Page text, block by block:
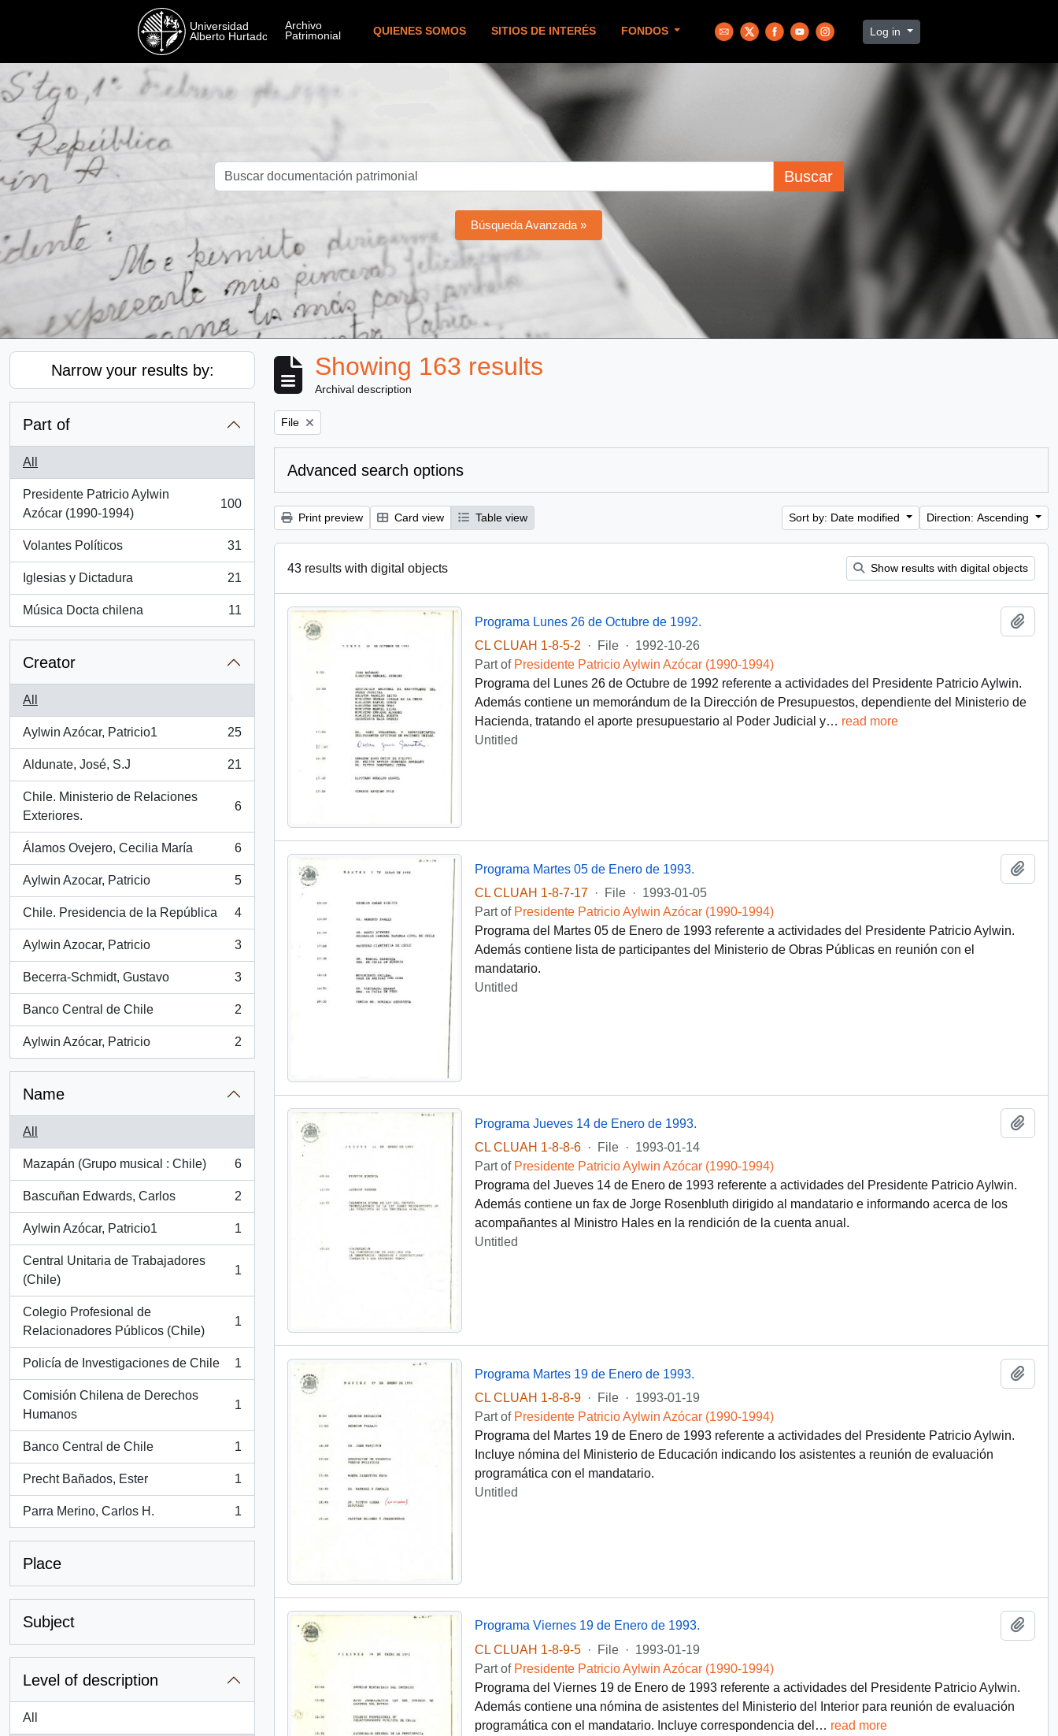
QUIENES SOMOS SITIOS DE INTERÉS FONDOS Log in
Buscar
Búsqueda Avanzada »
Narrow your results by:
Part of
All
Presidente Patricio Aylwin
Azócar (1990-1994)
, 100 results
100
Volantes Políticos
, 31 results
31
Iglesias y Dictadura
, 21 results
21
Música Docta chilena
, 11 results
11
Creator
All
Aylwin Azócar, Patricio1
, 25 results
25
Aldunate, José, S.J
, 21 results
21
Chile. Ministerio de Relaciones
Exteriores.
, 6 results
6
Álamos Ovejero, Cecilia María
, 6 results
6
Aylwin Azocar, Patricio
, 5 results
5
Chile. Presidencia de la República
, 4 results
4
Aylwin Azocar, Patricio
, 3 results
3
Becerra-Schmidt, Gustavo
, 3 results
3
Banco Central de Chile
, 2 results
2
Aylwin Azócar, Patricio
, 2 results
2
Name
All
Mazapán (Grupo musical : Chile)
, 6 results
6
Bascuñan Edwards, Carlos
, 2 results
2
Aylwin Azócar, Patricio1
, 1 results
1
Central Unitaria de Trabajadores
(Chile)
, 1 results
1
Colegio Profesional de
Relacionadores Públicos (Chile)
, 1 results
1
Policía de Investigaciones de Chile
, 1 results
1
Comisión Chilena de Derechos
Humanos
, 1 results
1
Banco Central de Chile
, 1 results
1
Precht Bañados, Ester
, 1 results
1
Parra Merino, Carlos H.
, 1 results
1
Place
Subject
Level of description
All
Showing 163 results
Archival description
Remove filter:
File
Advanced search options
Print preview Card view Table view Sort by: Date modified Direction: Ascending
43 results with digital objects Show results with digital objects
Programa Lunes 26 de Octubre de 1992.
CL CLUAH 1-8-5-2
· File · 1992-10-26
Part of Presidente Patricio Aylwin Azócar (1990-1994)
Programa del Lunes 26 de Octubre de 1992 referente a actividades del Presidente Patricio Aylwin.
Además contiene un memorándum de la Dirección de Presupuestos, dependiente del Ministerio de
Hacienda, tratando el aporte presupuestario al Poder Judicial y… read more
Untitled
Programa Martes 05 de Enero de 1993.
CL CLUAH 1-8-7-17
· File · 1993-01-05
Part of Presidente Patricio Aylwin Azócar (1990-1994)
Programa del Martes 05 de Enero de 1993 referente a actividades del Presidente Patricio Aylwin.
Además contiene lista de participantes del Ministerio de Obras Públicas en reunión con el
mandatario.
Untitled
Programa Jueves 14 de Enero de 1993.
CL CLUAH 1-8-8-6
· File · 1993-01-14
Part of Presidente Patricio Aylwin Azócar (1990-1994)
Programa del Jueves 14 de Enero de 1993 referente a actividades del Presidente Patricio Aylwin.
Además contiene un fax de Jorge Rosenbluth dirigido al mandatario e informando acerca de los
acompañantes al Ministro Hales en la rendición de la cuenta anual.
Untitled
Programa Martes 19 de Enero de 1993.
CL CLUAH 1-8-8-9
· File · 1993-01-19
Part of Presidente Patricio Aylwin Azócar (1990-1994)
Programa del Martes 19 de Enero de 1993 referente a actividades del Presidente Patricio Aylwin.
Incluye nómina del Ministerio de Educación indicando los asistentes a reunión de evaluación
programática con el mandatario.
Untitled
Programa Viernes 19 de Enero de 1993.
CL CLUAH 1-8-9-5
· File · 1993-01-19
Part of Presidente Patricio Aylwin Azócar (1990-1994)
Programa del Viernes 19 de Enero de 1993 referente a actividades del Presidente Patricio Aylwin.
Además contiene una nómina de asistentes del Ministerio del Interior para reunión de evaluación
programática con el mandatario. Incluye correspondencia del … read more